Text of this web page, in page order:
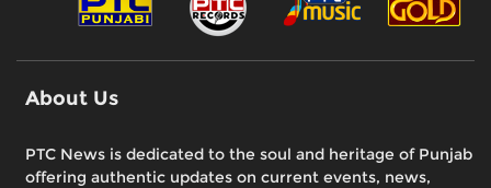
About Us
PTC News is dedicated to the soul and heritage of Punjab
offering authentic updates on current events, news,